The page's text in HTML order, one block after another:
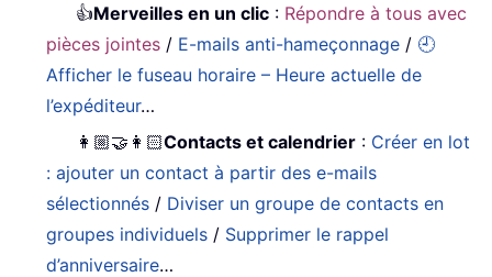
👍Merveilles en un clic : Répondre à tous avec
pièces jointes / E-mails anti-hameçonnage / 🕘
Afficher le fuseau horaire – Heure actuelle de
l’expéditeur…
👩🏼‍🤝‍👩🏻Contacts et calendrier : Créer en lot
: ajouter un contact à partir des e-mails
sélectionnés / Diviser un groupe de contacts en
groupes individuels / Supprimer le rappel
d’anniversaire…